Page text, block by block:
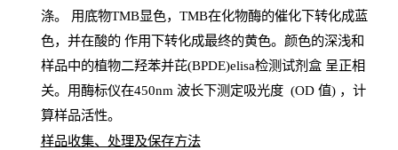
涤。 用底物TMB显色， TMB在化物酶的催化下转化成蓝
色，并在酸的 作用下转化成最终的黄色。颜色的深浅和
样品中的植物二羟苯并芘(BPDE)elisa检测试剂盒呈正相
关。用酶标仪在450nm 波长下测定吸光度 (OD 值) ，计
算样品活性。
样品收集、处理及保存方法